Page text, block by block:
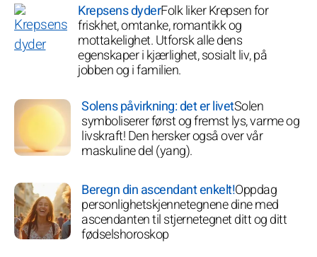
Krepsens dyderFolk liker Krepsen for
friskhet, omtanke, romantikk og
mottakelighet. Utforsk alle dens
egenskaper i kjærlighet, sosialt liv, på
jobben og i familien.
Solens påvirkning: det er livetSolen
symboliserer først og fremst lys, varme og
livskraft! Den hersker også over vår
maskuline del (yang).
Beregn din ascendant enkelt!Oppdag
personlighetskjennetegnene dine med
ascendanten til stjernetegnet ditt og ditt
fødselshoroskop